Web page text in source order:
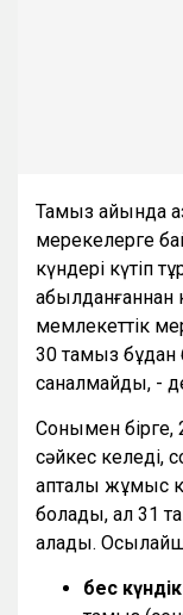
Тамыз айында
мерекелерге
күндері күтіп
қабылданғаннан
мемлекеттік
30 тамыз бұдан
саналмайды, -
Сонымен
сәйкес келеді,
апталық жұмыс
болады, ал 31
қалады.
бес